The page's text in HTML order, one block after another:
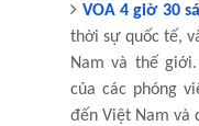
VOA 4 giờ 30
thời sự quốc tế,
Nam và thế
của các phóng
đến Việt Nam và